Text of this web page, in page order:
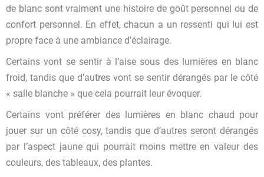
de blanc sont vraiment une histoire de goût personnel ou de
confort personnel. En effet, chacun a un ressenti qui lui est
propre face à une ambiance d’éclairage.
Certains vont se sentir à l’aise sous des lumières en blanc
froid, tandis que d’autres vont se sentir dérangés par le côté
« salle blanche » que cela pourrait leur évoquer.
Certains vont préférer des lumières en blanc chaud pour
jouer sur un côté cosy, tandis que d’autres seront dérangés
par l’aspect jaune qui pourrait moins mettre en valeur des
couleurs, des tableaux, des plantes.